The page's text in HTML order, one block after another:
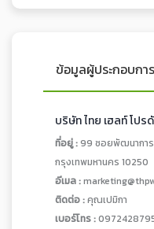
ข้อมูลผู้ประกอบการ
บริษัท ไทย เฮลท์ โปร
ที่อยู่ :99 ซอยพัฒนาการ
กรุงเทพมหานคร 10250
อีเมล :
ติดต่อ :คุณเปมิกา
เบอร์โทร :